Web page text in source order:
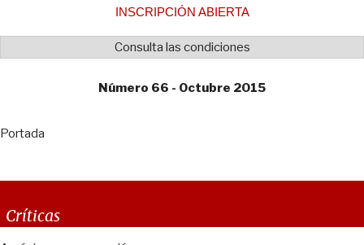
INSCRIPCIÓN ABIERTA
Consulta las condiciones
Número 66 - Octubre 2015
Portada
Críticas